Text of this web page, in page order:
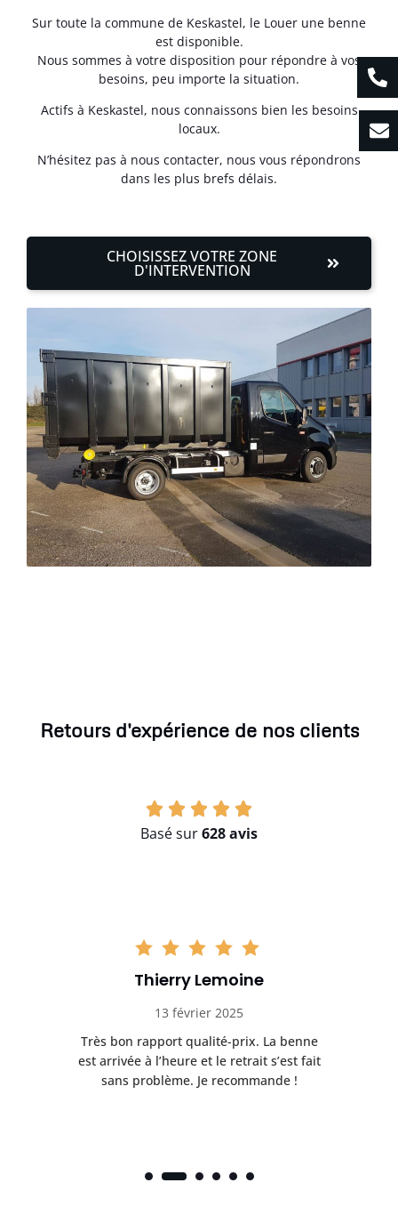
Sur toute la commune de Keskastel, le Louer une benne
est disponible.
Nous sommes à votre disposition pour répondre à vos
besoins, peu importe la situation.
Actifs à Keskastel, nous connaissons bien les besoins
locaux.
N’hésitez pas à nous contacter, nous vous répondrons
dans les plus brefs délais.
CHOISISSEZ VOTRE ZONE
D'INTERVENTION
Retours d'expérience de nos clients
Basé sur628 avis
Thierry Lemoine
13 février 2025
Très bon rapport qualité-prix. La benne
est arrivée à l’heure et le retrait s’est fait
sans problème. Je recommande !